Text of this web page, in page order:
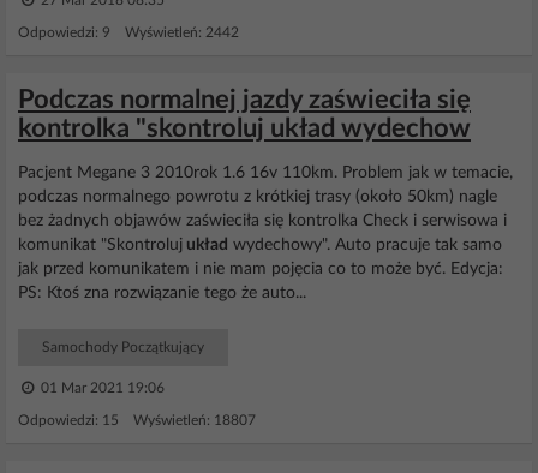
Odpowiedzi: 9 Wyświetleń: 2442
Podczas normalnej jazdy zaświeciła się
kontrolka "skontroluj układ wydechow
Pacjent Megane 3 2010rok 1.6 16v 110km. Problem jak w temacie,
podczas normalnego powrotu z krótkiej trasy (około 50km) nagle
bez żadnych objawów zaświeciła się kontrolka Check i serwisowa i
komunikat "Skontroluj układ wydechowy". Auto pracuje tak samo
jak przed komunikatem i nie mam pojęcia co to może być. Edycja:
PS: Ktoś zna rozwiązanie tego że auto...
Samochody Początkujący
01 Mar 2021 19:06
Odpowiedzi: 15 Wyświetleń: 18807